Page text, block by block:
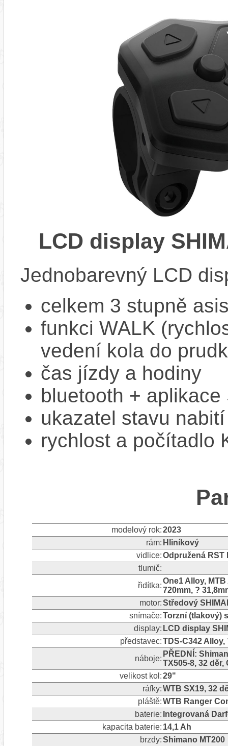
LCD display
Jednobarevný LCD
celkem 3 stupně
funkci WALK
vedení kola do
čas jízdy a hodiny
bluetooth +
ukazatel stavu
rychlost a počítadlo
modelový rok:2023
rám: Hliníkový
vidlice:Odpružená RST
tlumič:
řidítka:
One1 Alloy,
720mm, ?
motor:Středový
snímače:Torzní (tlakový)
display: LCD display
představec:TDS-C342 Alloy,
náboje:
PŘEDNÍ:
TX505-8, 32 děr,
velikost kol:29"
ráfky:WTB SX19, 32
pláště:WTB Ranger
baterie: Integrovaná
kapacita baterie: 14,1 Ah
brzdy:Shimano MT200